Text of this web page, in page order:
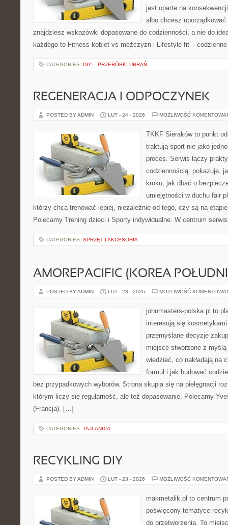
jest oparte na
albo chcesz
znajdziesz wskazówki dopasowane do codzienności, a nie do
każdego to Fitness kobiet vs mężczyzn i Lifestyle fit –
CATEGORIES: DIY – PRZERÓBKI UBRAŃ
REGENERACJA I ODPOCZYNEK
POSTED BY ADMIN LUT - 24 - 2026 MOŻLIWOŚĆ
TKKF Sieraków to punkt
traktują sport nie jako
proces. Serwis łączy
codziennością: pokazuje,
kroku, jak dbać o
umiejętności w duchu fair
którzy chcą trenować lepiej, niezależnie od tego, czy są na
Polecamy Trening dzieci i Sporty indywidualne. W centrum
CATEGORIES: SPRZĘT I AKCESORIA
AMOREPACIFIC (KOREA
POSTED BY ADMIN LUT - 23 - 2026 MOŻLIWOŚĆ
johnmasters-polska.pl to
interesują się
przemyślane decyzje
miejsce stworzone z
wiedzieć, co nakładają na
formuł i jak budować
bez przypadkowych wyborów. Strona skupia się na pielęgnacji
którym liczy się regularność, ale też dopasowanie. Polecamy
(Francja). […]
CATEGORIES: TAJLANDIA
RECYKLING DIY
POSTED BY ADMIN LUT - 23 - 2026 MOŻLIWOŚĆ
makmetalik.pl to centrum
poświęcony tematyce
do przetworzenia. To